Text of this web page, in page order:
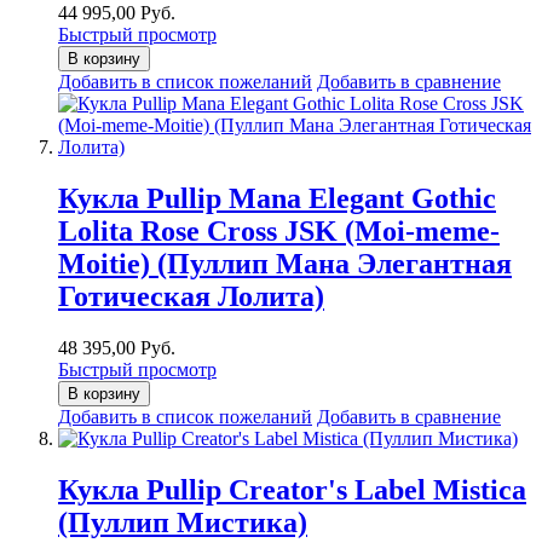
44 995,00 Руб.
Быстрый просмотр
В корзину
Добавить в список пожеланий Добавить в сравнение
Кукла Pullip Mana Elegant Gothic
Lolita Rose Cross JSK (Moi-meme-
Moitie) (Пуллип Мана Элегантная
Готическая Лолита)
48 395,00 Руб.
Быстрый просмотр
В корзину
Добавить в список пожеланий Добавить в сравнение
Кукла Pullip Creator's Label Mistica
(Пуллип Мистика)